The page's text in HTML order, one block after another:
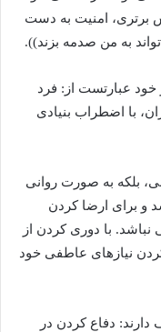
برتری، امنیت به دست
به من صدمه بزند)).
عبارتست از: فرد
با اضطراب بنیادی
بلکه به صورت روانی
و برای ارضا کردن
نباشد. با دوری کردن از
نیازهای عاطفی خود
دفاع کردن در